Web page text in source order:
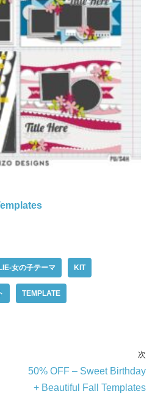
女の子テーマ KIT
TEMPLATE
次
50% OFF – Sweet Birthday
+ Beautiful Fall Templates